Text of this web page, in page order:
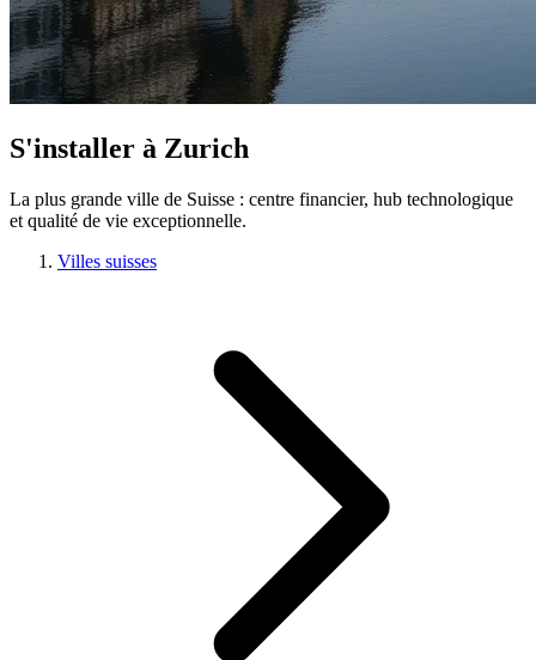
S'installer à Zurich
La plus grande ville de Suisse : centre financier, hub technologique
et qualité de vie exceptionnelle.
Villes suisses